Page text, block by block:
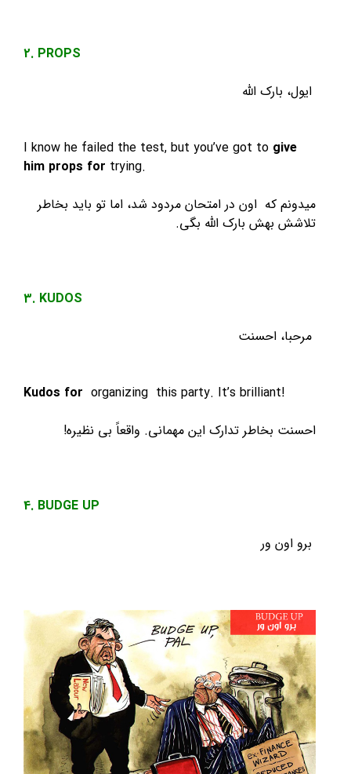
2. PROPS
ایول، بارک الله
I know he failed the test, but you’ve got to give
him props for trying.
میدونم که اون در امتحان مردود شد، اما تو باید بخاطر
تلاشش بهش بارک الله بگی.
3. KUDOS
مرحبا، احسنت
Kudos for organizing this party. It’s brilliant!
احسنت بخاطر تدارک این مهمانی. واقعاً بی نظیره!
4. BUDGE UP
برو اون ور